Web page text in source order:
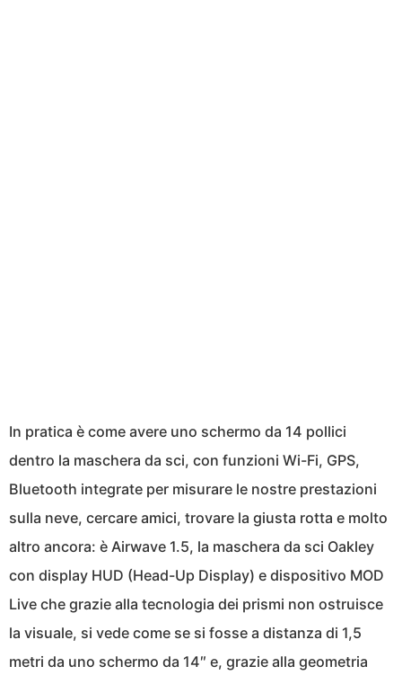
In pratica è come avere uno schermo da 14 pollici
dentro la maschera da sci, con funzioni Wi-Fi, GPS,
Bluetooth integrate per misurare le nostre prestazioni
sulla neve, cercare amici, trovare la giusta rotta e molto
altro ancora: è Airwave 1.5, la maschera da sci Oakley
con display HUD (Head-Up Display) e dispositivo MOD
Live che grazie alla tecnologia dei prismi non ostruisce
la visuale, si vede come se si fosse a distanza di 1,5
metri da uno schermo da 14″ e, grazie alla geometria